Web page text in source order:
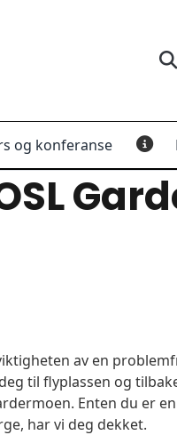
og konferanse
av en
til flyplassen og
Enten du er
har vi deg dekket.